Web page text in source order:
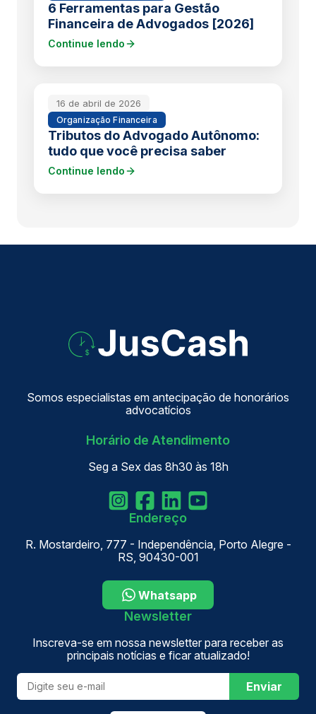
6 Ferramentas para Gestão
Financeira de Advogados [2026]
Continue lendo
16 de abril de 2026
Organização Financeira
Tributos do Advogado Autônomo:
tudo que você precisa saber
Continue lendo
Somos especialistas em antecipação de honorários
advocatícios
Horário de Atendimento
Seg a Sex das 8h30 às 18h
Endereço
R. Mostardeiro, 777 - Independência, Porto Alegre -
RS, 90430-001
Whatsapp
Newsletter
Inscreva-se em nossa newsletter para receber as
principais notícias e ficar atualizado!
Enviar